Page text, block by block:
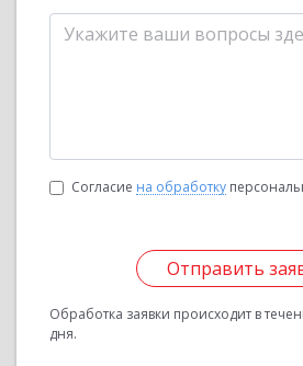
Согласие на обработку
Отправить
Обработка заявки происходит в
дня.